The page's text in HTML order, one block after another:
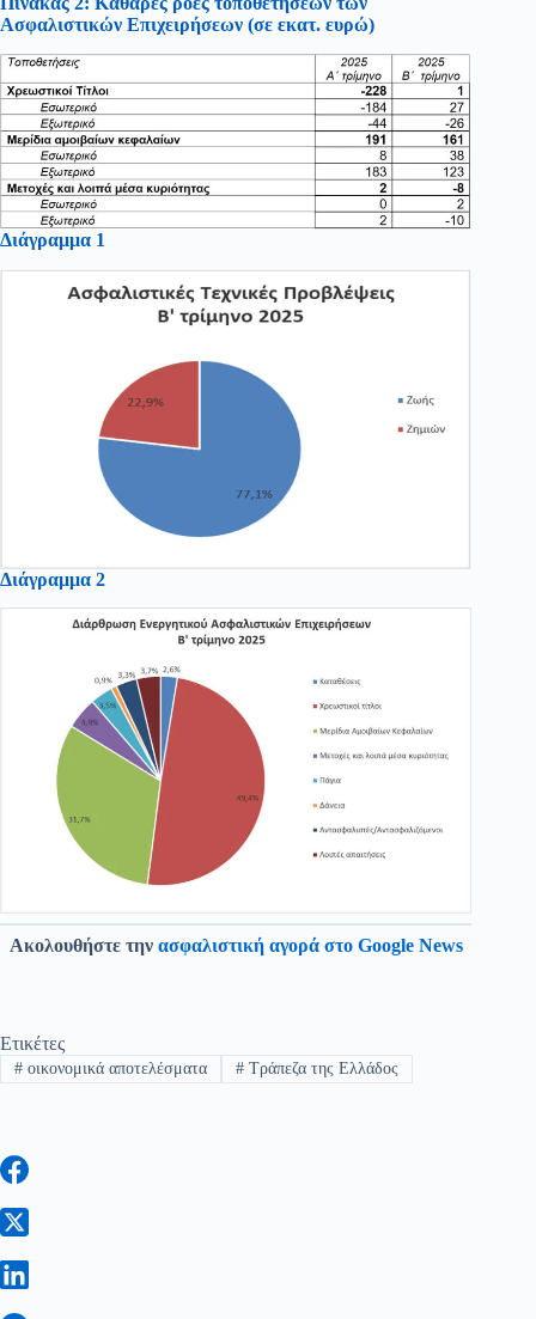
Ασφαλιστικών Επιχειρήσεων (σε εκατ. ευρώ)
Διάγραμμα 1
Διάγραμμα 2
Ακολουθήστε την ασφαλιστική αγορά στο Google News
Ετικέτες
#οικονομικά αποτελέσματα #Τράπεζα της Ελλάδος